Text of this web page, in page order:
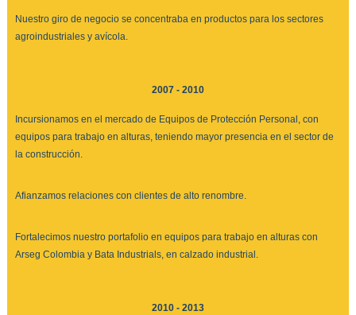
Nuestro giro de negocio se concentraba en productos para los sectores
agroindustriales y avícola.
2007 - 2010
Incursionamos en el mercado de Equipos de Protección Personal, con
equipos para trabajo en alturas, teniendo mayor presencia en el sector de
la construcción.
Afianzamos relaciones con clientes de alto renombre.
Fortalecimos nuestro portafolio en equipos para trabajo en alturas con
Arseg Colombia y Bata Industrials, en calzado industrial.
2010 - 2013